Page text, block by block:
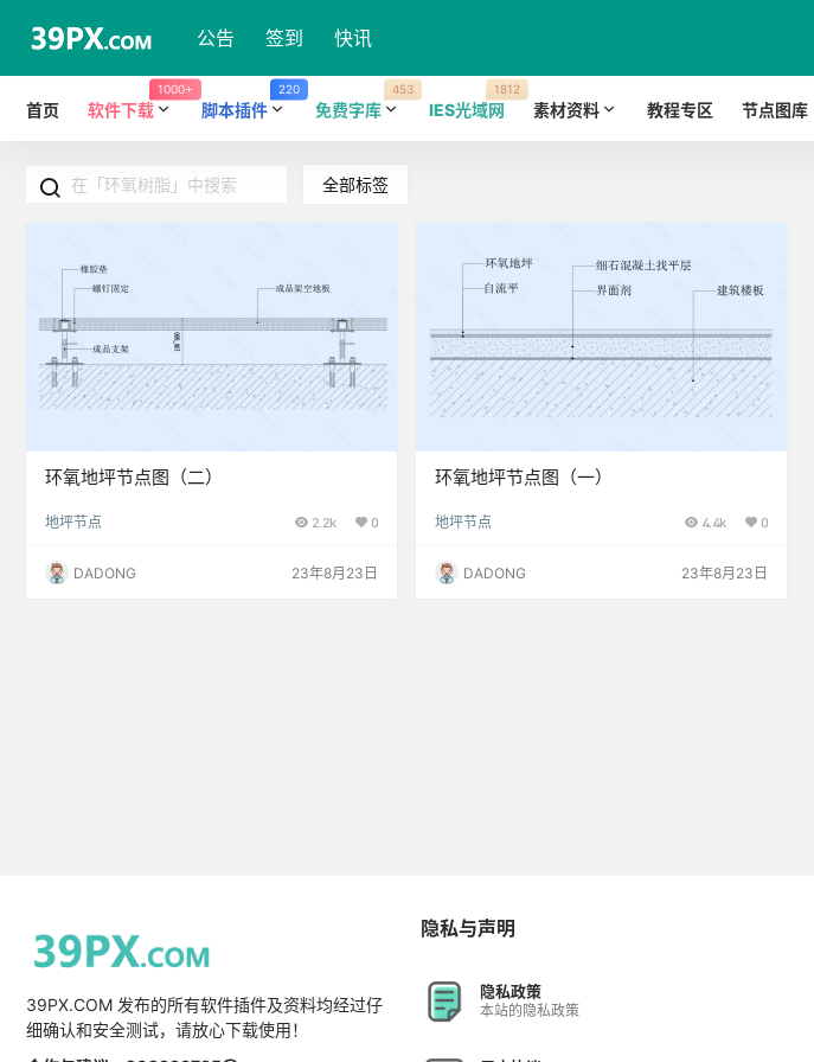
公告 签到 快讯
首页 软件下载
1000+
脚本插件
220
免费字库
453
IES光域网
1812
素材资料 教程专区 节点图库
全部标签
环氧地坪节点图（二）
地坪节点 2.2k 0
DADONG 23年8月23日
环氧地坪节点图（一）
地坪节点 4.4k 0
DADONG 23年8月23日
39PX.COM 发布的所有软件插件及资料均经过仔
细确认和安全测试，请放心下载使用！
隐私与声明
隐私政策
本站的隐私政策